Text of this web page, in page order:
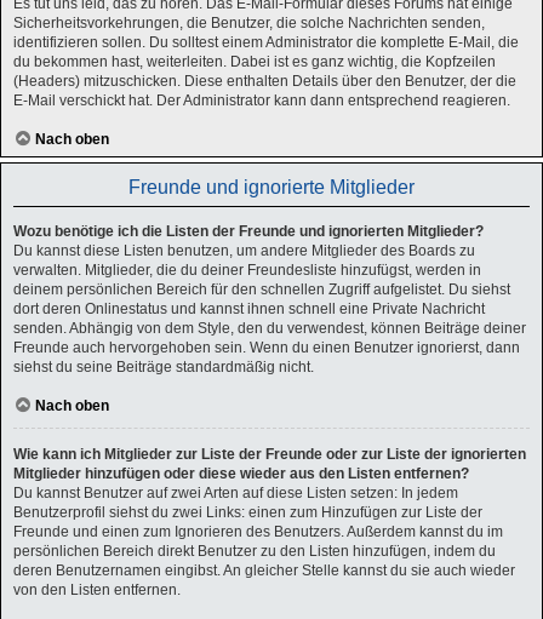
Es tut uns leid, das zu hören. Das E-Mail-Formular dieses Forums hat einige
Sicherheitsvorkehrungen, die Benutzer, die solche Nachrichten senden,
identifizieren sollen. Du solltest einem Administrator die komplette E-Mail, die
du bekommen hast, weiterleiten. Dabei ist es ganz wichtig, die Kopfzeilen
(Headers) mitzuschicken. Diese enthalten Details über den Benutzer, der die
E-Mail verschickt hat. Der Administrator kann dann entsprechend reagieren.
Nach oben
Freunde und ignorierte Mitglieder
Wozu benötige ich die Listen der Freunde und ignorierten Mitglieder?
Du kannst diese Listen benutzen, um andere Mitglieder des Boards zu
verwalten. Mitglieder, die du deiner Freundesliste hinzufügst, werden in
deinem persönlichen Bereich für den schnellen Zugriff aufgelistet. Du siehst
dort deren Onlinestatus und kannst ihnen schnell eine Private Nachricht
senden. Abhängig von dem Style, den du verwendest, können Beiträge deiner
Freunde auch hervorgehoben sein. Wenn du einen Benutzer ignorierst, dann
siehst du seine Beiträge standardmäßig nicht.
Nach oben
Wie kann ich Mitglieder zur Liste der Freunde oder zur Liste der ignorierten
Mitglieder hinzufügen oder diese wieder aus den Listen entfernen?
Du kannst Benutzer auf zwei Arten auf diese Listen setzen: In jedem
Benutzerprofil siehst du zwei Links: einen zum Hinzufügen zur Liste der
Freunde und einen zum Ignorieren des Benutzers. Außerdem kannst du im
persönlichen Bereich direkt Benutzer zu den Listen hinzufügen, indem du
deren Benutzernamen eingibst. An gleicher Stelle kannst du sie auch wieder
von den Listen entfernen.